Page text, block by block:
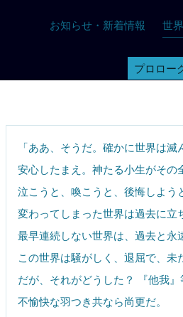
お知らせ ・新着情報 世
プロロー
「ああ、そうだ。確かに世界は滅
安心したまえ。神たる小生がその
泣こうと、喚こうと、後悔しよ
変わってしまった世界は過去に立
最早連続しない世界は、過去と永
この世界は騒がしく、退屈で、未
だが、それがどうした？ 『他我
不愉快な羽つき共なら尚更だ。